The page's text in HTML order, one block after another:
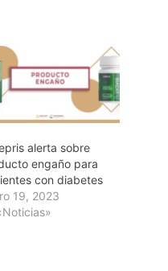
alerta sobre
engaño para
con diabetes
19, 2023